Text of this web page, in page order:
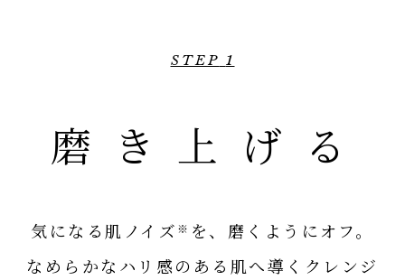
STEP 1
磨き上げる
気になる肌ノイズ ※ を、磨くようにオフ。
なめらかなハリ感のある肌へ導く クレンジ